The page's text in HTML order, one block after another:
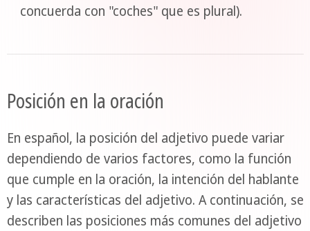
concuerda con "coches" que es plural).
Posición en la oración
En español, la posición del adjetivo puede variar
dependiendo de varios factores, como la función
que cumple en la oración, la intención del hablante
y las características del adjetivo. A continuación, se
describen las posiciones más comunes del adjetivo